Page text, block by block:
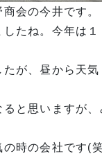
会の今井です。
たね。今年は
が、昼から天
と思いますが
時の会社です(